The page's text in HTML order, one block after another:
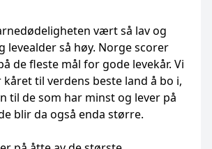
vært så lav og
levealder så høy. Norge scorer
de fleste mål for gode levekår. Vi
til verdens beste land å bo i,
til de som har minst og lever på
blir da også enda større.